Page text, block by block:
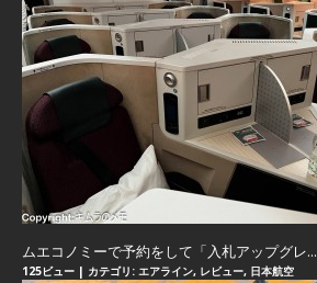
ムエコノミーで予約をして「入札アップグレ...
125ビュー | カテゴリ: エアライン, レビュー, 日本航空